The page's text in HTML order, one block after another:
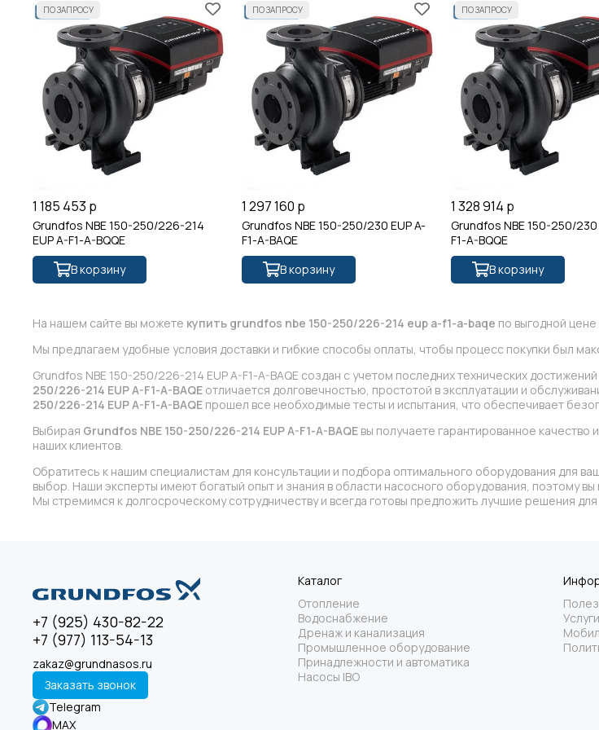
1 185 453 р
Grundfos NBE 150-250/226-214
EUP A-F1-A-BQQE
В корзину
1 297 160 р
Grundfos NBE 150-250/230 EUP A-
F1-A-BAQE
В корзину
1 328 914 р
Grundfos NBE 150-250/230
F1-A-BQQE
В корзину
На нашем сайте вы можете купить grundfos nbe 150-250/226-214 eup a-f1-a-baqe по выгодной цене
Мы предлагаем удобные условия доставки и гибкие способы оплаты, чтобы процесс покупки был
Grundfos NBE 150-250/226-214 EUP A-F1-A-BAQE создан с учетом последних технических
250/226-214 EUP A-F1-A-BAQE отличается долговечностью, простотой в эксплуатации и
250/226-214 EUP A-F1-A-BAQE прошел все необходимые тесты и испытания, что обеспечивает
Выбирая Grundfos NBE 150-250/226-214 EUP A-F1-A-BAQE вы получаете гарантированное
наших клиентов.
Обратитесь к нашим специалистам для консультации и подбора оптимального оборудования для
выбор. Наши эксперты имеют богатый опыт и знания в области насосного оборудования, поэтому
Мы стремимся к долгосроческому сотрудничеству и всегда готовы предложить лучшие решения для
+7 (925) 430-82-22
+7 (977) 113-54-13
zakaz@grundnasos.ru
Заказать звонок
Telegram
MAX
Каталог
Отопление
Водоснабжение
Дренаж и канализация
Промышленное оборудование
Принадлежности и автоматика
Насосы IBO